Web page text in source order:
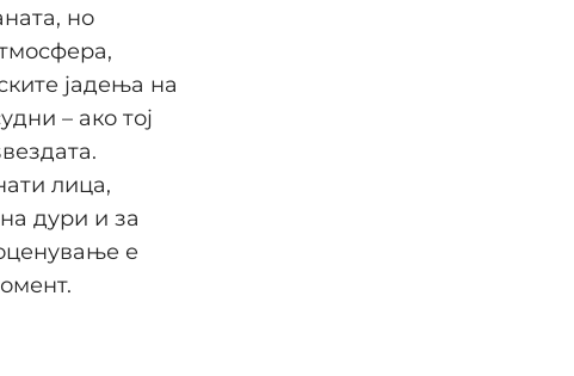
но
јадења на
– ако тој
лица,
дури и за
е